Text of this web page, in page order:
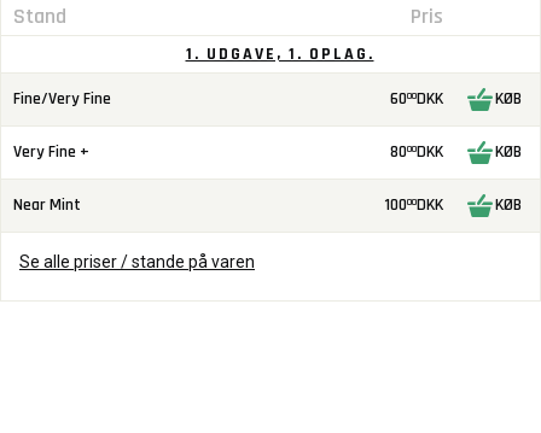
Stand Pris
1. UDGAVE, 1. OPLAG.
Fine/Very Fine 6000DKK KØB
Very Fine + 8000DKK KØB
Near Mint 10000DKK KØB
Se alle priser / stande på varen